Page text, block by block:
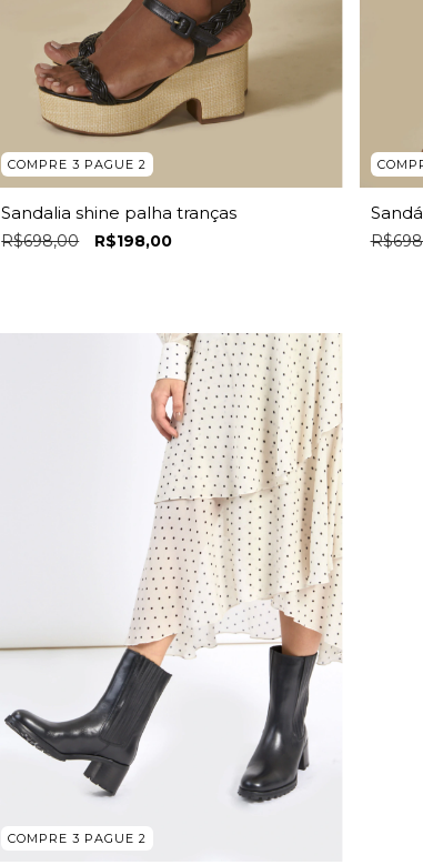
COMPRE 3 PAGUE 2
Sandalia shine palha tranças
R$698,00 R$198,00
COMPRE 3 PAGUE 2